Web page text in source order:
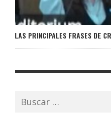
LAS PRINCIPALES FRASES DE
Buscar: